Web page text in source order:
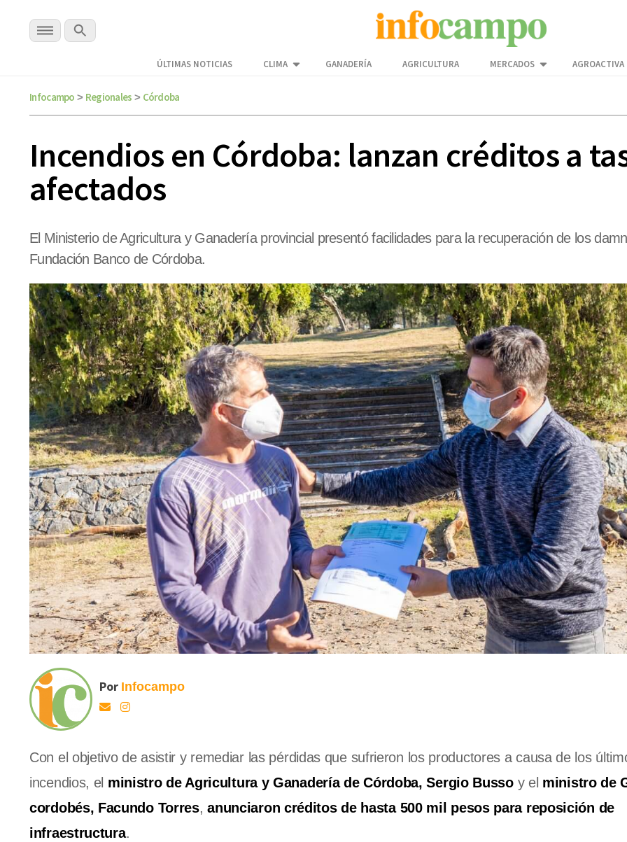
ÚLTIMAS NOTICIAS CLIMA GANADERÍA AGRICULTURA MERCADOS AGROACTIVA
Infocampo > Regionales > Córdoba
Incendios en Córdoba: lanzan créditos a
afectados
El Ministerio de Agricultura y Ganadería provincial presentó facilidades para la recuperación de los
Fundación Banco de Córdoba.
Por Infocampo
Con el objetivo de asistir y remediar las pérdidas que sufrieron los productores a causa de los
incendios, el ministro de Agricultura y Ganadería de Córdoba, Sergio Bussoy el ministro de
cordobés, Facundo Torres,anunciaron créditos de hasta 500 mil pesos para reposición de
infraestructura.